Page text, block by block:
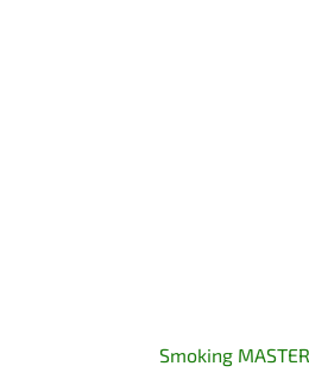
Smoking